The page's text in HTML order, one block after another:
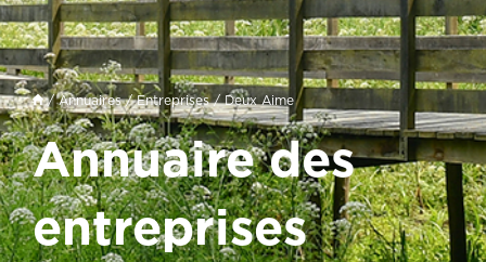
/Annuaires/Entreprises/ Deux Aime
Annuaire des
entreprises